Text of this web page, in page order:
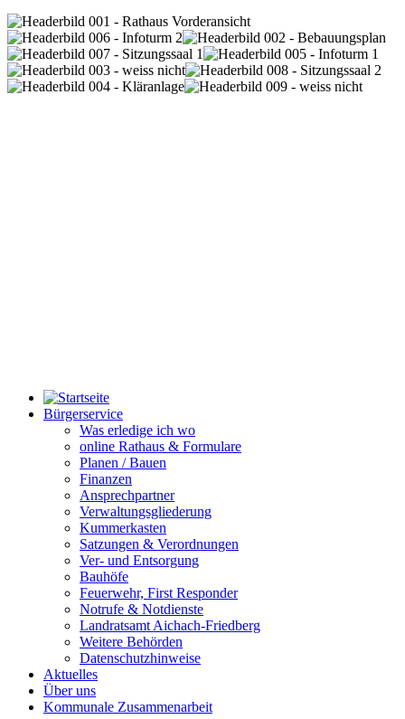
Bürgerservice
Was erledige ich wo
online Rathaus & Formulare
Planen / Bauen
Finanzen
Ansprechpartner
Verwaltungsgliederung
Kummerkasten
Satzungen & Verordnungen
Ver- und Entsorgung
Bauhöfe
Feuerwehr, First Responder
Notrufe & Notdienste
Landratsamt Aichach-Friedberg
Weitere Behörden
Datenschutzhinweise
Aktuelles
Über uns
Kommunale Zusammenarbeit